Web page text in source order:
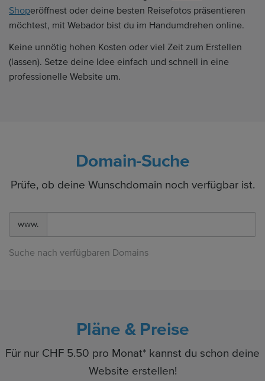
Shoperöffnest oder deine besten Reisefotos präsentieren
möchtest, mit Webador bist du im Handumdrehen online.
Keine unnötig hohen Kosten oder viel Zeit zum Erstellen
(lassen). Setze deine Idee einfach und schnell in eine
professionelle Website um.
Domain-Suche
Prüfe, ob deine Wunschdomain noch verfügbar ist.
www.
Suche nach verfügbaren Domains
Pläne & Preise
Für nur CHF 5.50 pro Monat* kannst du schon deine
Website erstellen!